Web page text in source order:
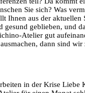
Sie sich? Was
Ihnen aus der
gesund geblieben, und
Atelier gut
dann sind
in der Krise Liebe